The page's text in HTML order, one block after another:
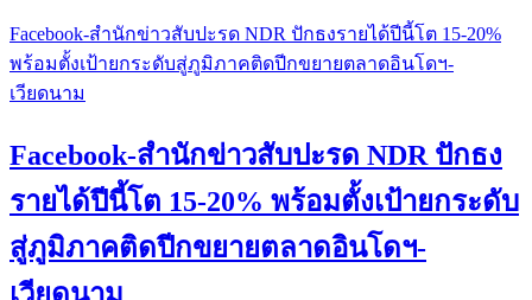
Facebook-สำนักข่าวสับปะรด NDR ปักธงรายได้ปีนี้โต 15-20%
พร้อมตั้งเป้ายกระดับสู่ภูมิภาคติดปีกขยายตลาดอินโดฯ-
เวียดนาม
Facebook-สำนักข่าวสับปะรด NDR ปักธง
รายได้ปีนี้โต 15-20% พร้อมตั้งเป้ายกระดับ
สู่ภูมิภาคติดปีกขยายตลาดอินโดฯ-